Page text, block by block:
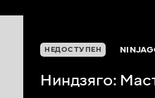
НЕДОСТУПЕН
Ниндзяго: